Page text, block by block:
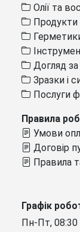
Олії та
Продукти
Догляд
Зразки і
Послуги
Правила
Умови
Договір
Правила
Графік
Пн-Пт, 08:30